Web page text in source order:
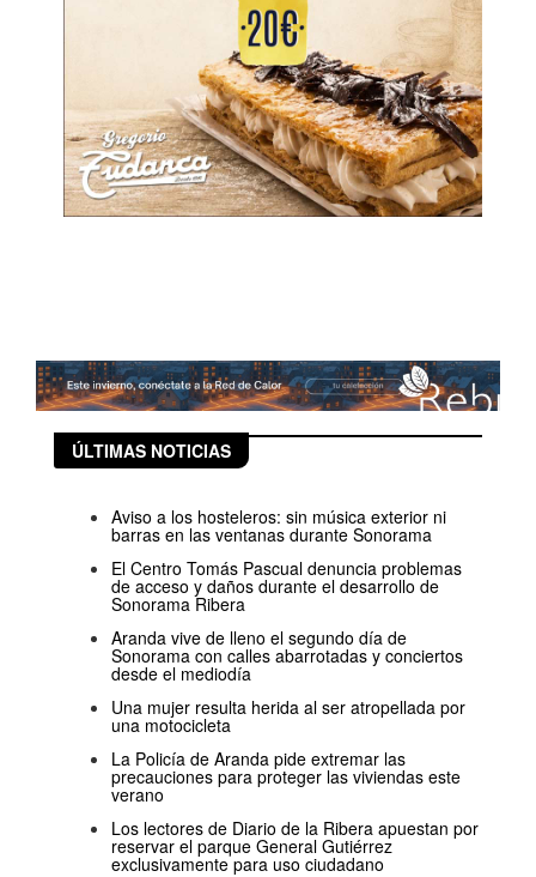
ÚLTIMAS NOTICIAS
Aviso a los hosteleros: sin música exterior ni
barras en las ventanas durante Sonorama
El Centro Tomás Pascual denuncia problemas
de acceso y daños durante el desarrollo de
Sonorama Ribera
Aranda vive de lleno el segundo día de
Sonorama con calles abarrotadas y conciertos
desde el mediodía
Una mujer resulta herida al ser atropellada por
una motocicleta
La Policía de Aranda pide extremar las
precauciones para proteger las viviendas este
verano
Los lectores de Diario de la Ribera apuestan por
reservar el parque General Gutiérrez
exclusivamente para uso ciudadano